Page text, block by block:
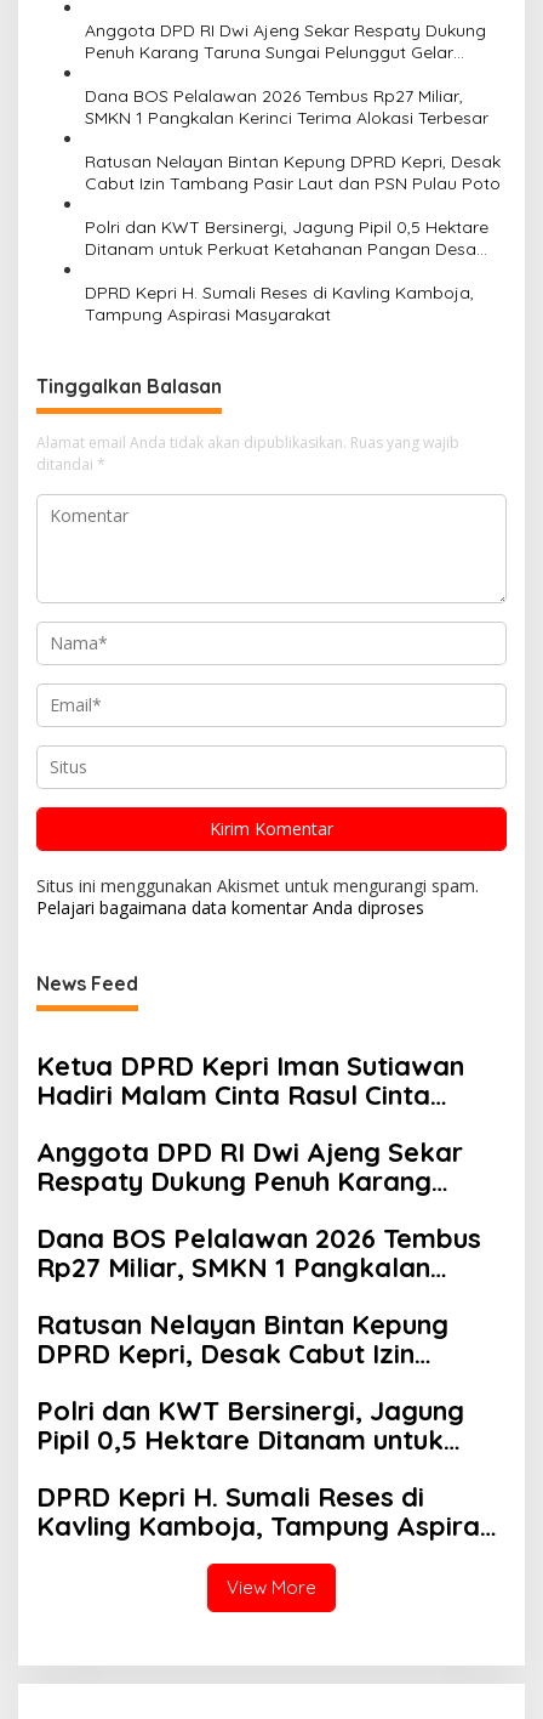
Anggota DPD RI Dwi Ajeng Sekar Respaty Dukung
Penuh Karang Taruna Sungai Pelunggut Gelar
Dana BOS Pelalawan 2026 Tembus Rp27 Miliar,
SMKN 1 Pangkalan Kerinci Terima Alokasi Terbesar
Ratusan Nelayan Bintan Kepung DPRD Kepri, Desak
Cabut Izin Tambang Pasir Laut dan PSN Pulau Poto
Polri dan KWT Bersinergi, Jagung Pipil 0,5 Hektare
Ditanam untuk Perkuat Ketahanan Pangan Desa
DPRD Kepri H. Sumali Reses di Kavling Kamboja,
Tampung Aspirasi Masyarakat
Tinggalkan Balasan
Alamat email Anda tidak akan dipublikasikan. Ruas yang wajib
ditandai *
Situs ini menggunakan Akismet untuk mengurangi spam.
Pelajari bagaimana data komentar Anda diproses
News Feed
Ketua DPRD Kepri Iman Sutiawan
Hadiri Malam Cinta Rasul Cinta
Semangat Persatuan
Anggota DPD RI Dwi Ajeng Sekar
Respaty Dukung Penuh Karang
Peringatan HUT RI 2026
Dana BOS Pelalawan 2026 Tembus
Rp27 Miliar, SMKN 1 Pangkalan
Ratusan Nelayan Bintan Kepung
DPRD Kepri, Desak Cabut Izin
Poto
Polri dan KWT Bersinergi, Jagung
Pipil 0,5 Hektare Ditanam untuk
Mulya Subur
DPRD Kepri H. Sumali Reses di
Kavling Kamboja, Tampung Aspirasi
View More